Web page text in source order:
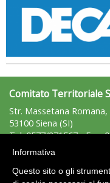
Comitato Territoriale
Str. Massetana Romana,
53100 Siena (SI)
Tel: 0577/271567 - Fax:
e-mail:siena@uisp.it
P.Iva: 00710750522
Informativa
Questo sito o gli